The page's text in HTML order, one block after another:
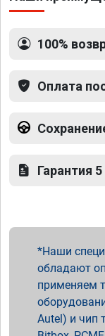
100%
Оплата
Гарантия
Наши
обладают
применяем
Autel) и чип